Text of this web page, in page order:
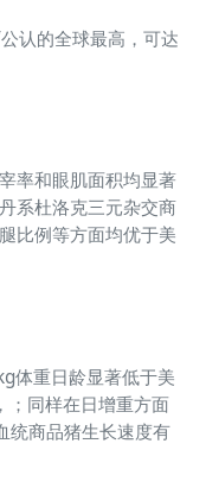
认的全球最高，可达
率和眼肌面积均显著
系杜洛克三元杂交商
比例等方面均优于美
体重日龄显著低于美
；同样在日增重方面
统商品猪生长速度有